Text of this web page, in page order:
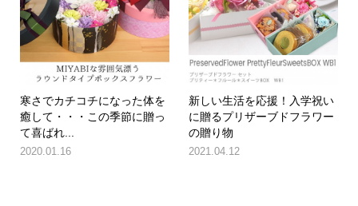
寒さでカチコチになった体を
癒して・・・この季節に贈っ
て喜ばれ...
2020.01.16
新しい生活を応援！入学祝い
に贈るプリザーブドフラワー
の贈り物
2021.04.12